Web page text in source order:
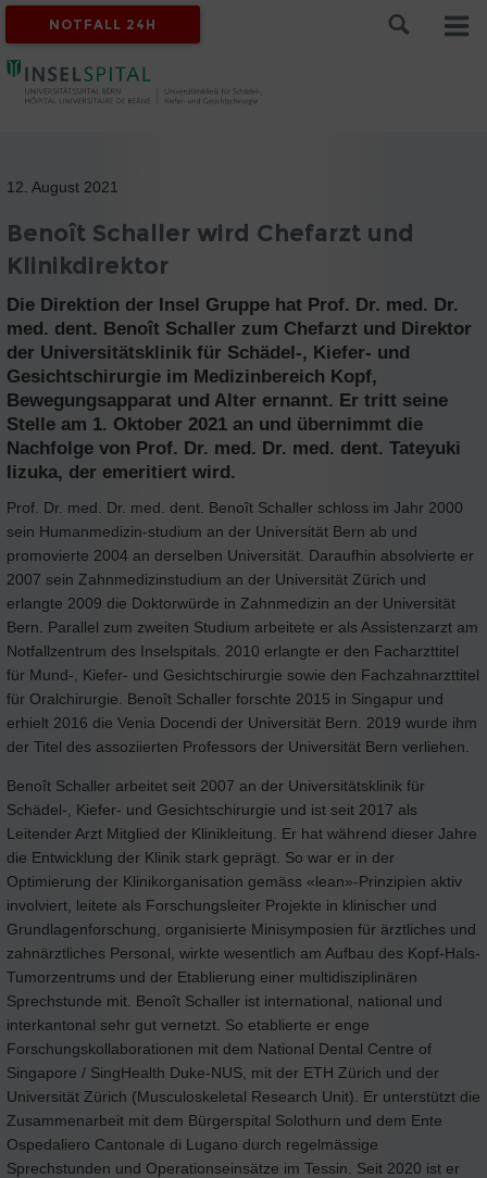
NOTFALL 24H
12. August 2021
Benoît Schaller wird Chefarzt und
Klinikdirektor
Die Direktion der Insel Gruppe hat Prof. Dr. med. Dr.
med. dent. Benoît Schaller zum Chefarzt und Direktor
der Universitätsklinik für Schädel-, Kiefer- und
Gesichtschirurgie im Medizinbereich Kopf,
Bewegungsapparat und Alter ernannt. Er tritt seine
Stelle am 1. Oktober 2021 an und übernimmt die
Nachfolge von Prof. Dr. med. Dr. med. dent. Tateyuki
Iizuka, der emeritiert wird.
Prof. Dr. med. Dr. med. dent. Benoît Schaller schloss im Jahr 2000
sein Humanmedizin-studium an der Universität Bern ab und
promovierte 2004 an derselben Universität. Daraufhin absolvierte er
2007 sein Zahnmedizinstudium an der Universität Zürich und
erlangte 2009 die Doktorwürde in Zahnmedizin an der Universität
Bern. Parallel zum zweiten Studium arbeitete er als Assistenzarzt am
Notfallzentrum des Inselspitals. 2010 erlangte er den Facharzttitel
für Mund-, Kiefer- und Gesichtschirurgie sowie den Fachzahnarzttitel
für Oralchirurgie. Benoît Schaller forschte 2015 in Singapur und
erhielt 2016 die Venia Docendi der Universität Bern. 2019 wurde ihm
der Titel des assoziierten Professors der Universität Bern verliehen.
Benoît Schaller arbeitet seit 2007 an der Universitätsklinik für
Schädel-, Kiefer- und Gesichtschirurgie und ist seit 2017 als
Leitender Arzt Mitglied der Klinikleitung. Er hat während dieser Jahre
die Entwicklung der Klinik stark geprägt. So war er in der
Optimierung der Klinikorganisation gemäss «lean»-Prinzipien aktiv
involviert, leitete als Forschungsleiter Projekte in klinischer und
Grundlagenforschung, organisierte Minisymposien für ärztliches und
zahnärztliches Personal, wirkte wesentlich am Aufbau des Kopf-Hals-
Tumorzentrums und der Etablierung einer multidisziplinären
Sprechstunde mit. Benoît Schaller ist international, national und
interkantonal sehr gut vernetzt. So etablierte er enge
Forschungskollaborationen mit dem National Dental Centre of
Singapore / SingHealth Duke-NUS, mit der ETH Zürich und der
Universität Zürich (Musculoskeletal Research Unit). Er unterstützt die
Zusammenarbeit mit dem Bürgerspital Solothurn und dem Ente
Ospedaliero Cantonale di Lugano durch regelmässige
Sprechstunden und Operationseinsätze im Tessin. Seit 2020 ist er